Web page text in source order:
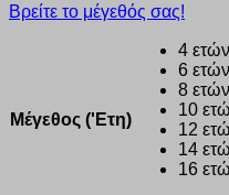
Βρείτε το μέγεθός σας!
Μέγεθος ('Ετη)
4 ετών
6 ετών
8 ετών
10
12
14
16